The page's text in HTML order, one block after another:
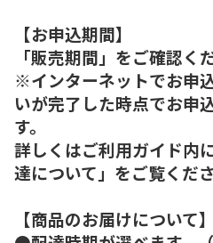
【お申込期間】
「販売期間」をご確認く
※インターネットでお申
いが完了した時点でお申
す。
詳しくはご利用ガイド内
達について」をご覧くださ
【商品のお届けについて】